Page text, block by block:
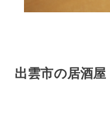
出雲市の居酒